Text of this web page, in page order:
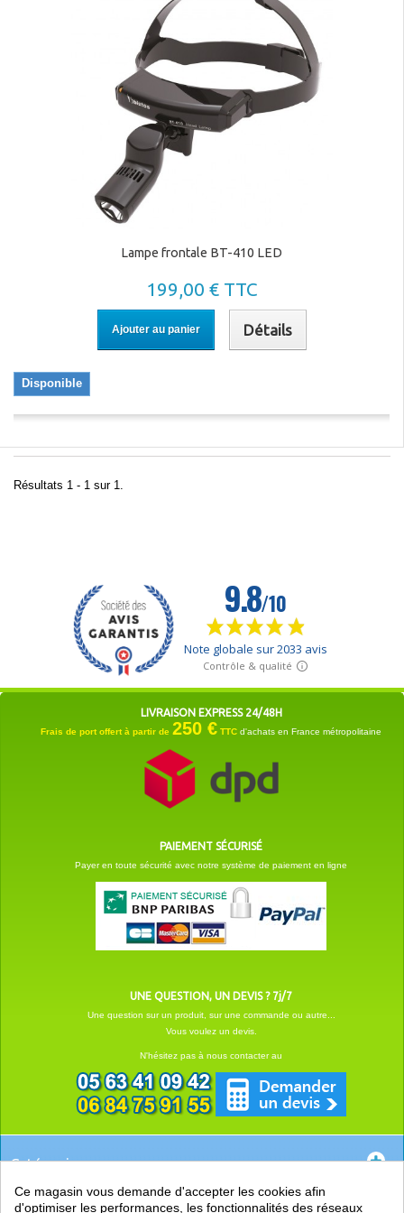
frontales médicales ?
Qualité professionnelle: fabriquées avec des matériaux
robustes, elles garantissent une longue durée de vie.
Confort d’utilisation: réglables pour un ajustement parfait et un
port sans fatigue.
: adaptées aux spécialités comme l’ORL, la
chirurgie, la gynécologie, et bien plus encore.
Une solution d’éclairage
indispensable
Les lampes frontales médicales de CLEDICAL offrent un éclairage
directionnel fiable et performant, permettant aux professionnels de
santé de travailler dans des conditions optimales, même dans les
Lampe frontale BT-410 LED
199,00 € TTC
Ajouter au panier Détails
Disponible
Résultats 1 - 1 sur 1.
LIVRAISON EXPRESS 24/48H
Frais de port offert à partir de 250 € TTC d'achats en France métropolitaine
PAIEMENT SÉCURISÉ
Payer en toute sécurité avec notre système de paiement en ligne
UNE QUESTION, UN DEVIS ? 7j/7
Une question sur un produit, sur une commande ou autre...
Vous voulez un devis.
N'hésitez pas à nous contacter au
Catégories
EN SAVOIR +
Ce magasin vous demande d'accepter les cookies afin
d'optimiser les performances, les fonctionnalités des réseaux